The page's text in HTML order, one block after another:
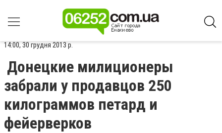
14:00, 30 грудня 2013 р.
Донецкие милиционеры
забрали у продавцов 250
килограммов петард и
фейерверков